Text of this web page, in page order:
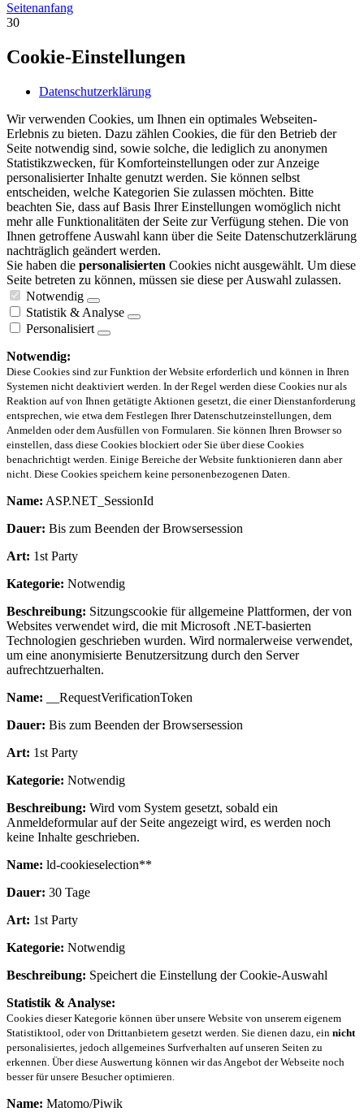
Seitenanfang
30
Cookie-Einstellungen
Datenschutzerklärung
Wir verwenden Cookies, um Ihnen ein optimales Webseiten-
Erlebnis zu bieten. Dazu zählen Cookies, die für den Betrieb der
Seite notwendig sind, sowie solche, die lediglich zu anonymen
Statistikzwecken, für Komforteinstellungen oder zur Anzeige
personalisierter Inhalte genutzt werden. Sie können selbst
entscheiden, welche Kategorien Sie zulassen möchten. Bitte
beachten Sie, dass auf Basis Ihrer Einstellungen womöglich nicht
mehr alle Funktionalitäten der Seite zur Verfügung stehen. Die von
Ihnen getroffene Auswahl kann über die Seite Datenschutzerklärung
nachträglich geändert werden.
Sie haben die personalisierten Cookies nicht ausgewählt. Um diese
Seite betreten zu können, müssen sie diese per Auswahl zulassen.
Notwendig
Statistik & Analyse
Personalisiert
Notwendig:
Diese Cookies sind zur Funktion der Website erforderlich und können in Ihren
Systemen nicht deaktiviert werden. In der Regel werden diese Cookies nur als
Reaktion auf von Ihnen getätigte Aktionen gesetzt, die einer Dienstanforderung
entsprechen, wie etwa dem Festlegen Ihrer Datenschutzeinstellungen, dem
Anmelden oder dem Ausfüllen von Formularen. Sie können Ihren Browser so
einstellen, dass diese Cookies blockiert oder Sie über diese Cookies
benachrichtigt werden. Einige Bereiche der Website funktionieren dann aber
nicht. Diese Cookies speichern keine personenbezogenen Daten.
Name: ASP.NET_SessionId
Dauer: Bis zum Beenden der Browsersession
Art: 1st Party
Kategorie: Notwendig
Beschreibung: Sitzungscookie für allgemeine Plattformen, der von
Websites verwendet wird, die mit Microsoft .NET-basierten
Technologien geschrieben wurden. Wird normalerweise verwendet,
um eine anonymisierte Benutzersitzung durch den Server
aufrechtzuerhalten.
Name: __RequestVerificationToken
Dauer: Bis zum Beenden der Browsersession
Art: 1st Party
Kategorie: Notwendig
Beschreibung: Wird vom System gesetzt, sobald ein
Anmeldeformular auf der Seite angezeigt wird, es werden noch
keine Inhalte geschrieben.
Name: ld-cookieselection**
Dauer: 30 Tage
Art: 1st Party
Kategorie: Notwendig
Beschreibung: Speichert die Einstellung der Cookie-Auswahl
Statistik & Analyse:
Cookies dieser Kategorie können über unsere Website von unserem eigenem
Statistiktool, oder von Drittanbietern gesetzt werden. Sie dienen dazu, ein nicht
personalisiertes, jedoch allgemeines Surfverhalten auf unseren Seiten zu
erkennen. Über diese Auswertung können wir das Angebot der Webseite noch
besser für unsere Besucher optimieren.
Name: Matomo/Piwik